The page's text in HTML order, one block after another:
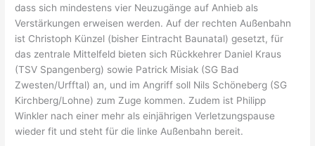
dass sich mindestens vier Neuzugänge auf Anhieb als
Verstärkungen erweisen werden. Auf der rechten Außenbahn
ist Christoph Künzel (bisher Eintracht Baunatal) gesetzt, für
das zentrale Mittelfeld bieten sich Rückkehrer Daniel Kraus
(TSV Spangenberg) sowie Patrick Misiak (SG Bad
Zwesten/Urfftal) an, und im Angriff soll Nils Schöneberg (SG
Kirchberg/Lohne) zum Zuge kommen. Zudem ist Philipp
Winkler nach einer mehr als einjährigen Verletzungspause
wieder fit und steht für die linke Außenbahn bereit.